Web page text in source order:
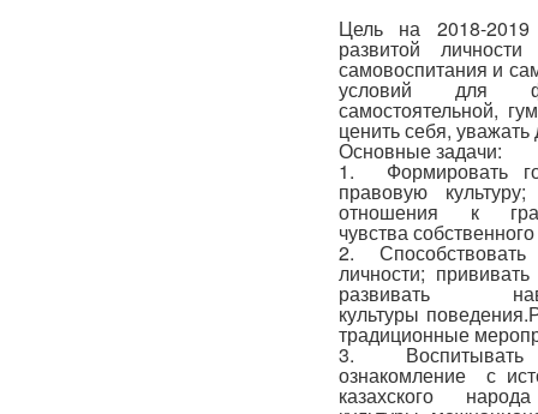
Цель на 2018-
развитой
самовоспитания и
условий для
самостоятельной,
ценить себя, уважать
Основные задачи:
1. Формировать
правовую
отношения к
чувства
2.
личности;
развивать
культуры
традиционные
3. Воспитывать
ознакомление с
казахского